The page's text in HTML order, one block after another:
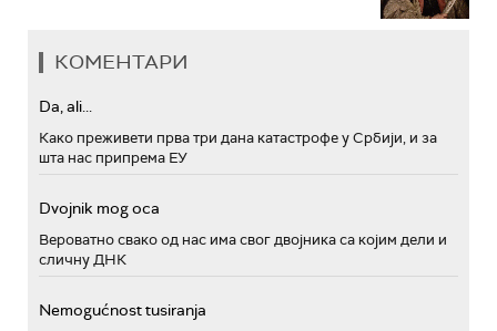
КОМЕНТАРИ
Da, ali...
Како преживети прва три дана катастрофе у Србији, и за
шта нас припрема ЕУ
Dvojnik mog oca
Вероватно свако од нас има свог двојника са којим дели и
сличну ДНК
Nemogućnost tusiranja